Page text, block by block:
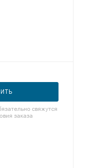
свяжутся
заказа